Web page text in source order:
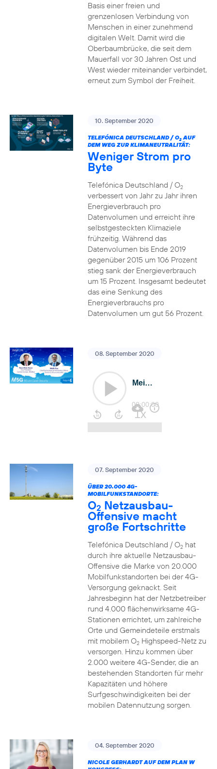
Basis einer freien und
grenzenlosen Verbindung von
Menschen in einer zunehmend
digitalen Welt. Damit wird die
Oberbaumbrücke, die seit dem
Mauerfall vor 30 Jahren Ost und
West wieder miteinander verbindet,
erneut zum Symbol der Freiheit.
10. September 2020
TELEFÓNICA DEUTSCHLAND / O2AUF
DEM WEG ZUR KLIMANEUTRALITÄT:
Weniger Strom pro
Byte
Telefónica Deutschland / O2
verbessert von Jahr zu Jahr ihren
Energieverbrauch pro
Datenvolumen und erreicht ihre
selbstgesteckten Klimaziele
frühzeitig. Während das
Datenvolumen bis Ende 2019
gegenüber 2015 um 106 Prozent
stieg sank der Energieverbrauch
um 15 Prozent. Insgesamt bedeutet
das eine Senkung des
Energieverbrauchs pro
Datenvolumen um gut 56 Prozent.
08. September 2020
07. September 2020
ÜBER 20.000 4G-
MOBILFUNKSTANDORTE:
O2 Netzausbau-
Offensive macht
große Fortschritte
Telefónica Deutschland / O2hat
durch ihre aktuelle Netzausbau-
Offensive die Marke von 20.000
Mobilfunkstandorten bei der 4G-
Versorgung geknackt. Seit
Jahresbeginn hat der Netzbetreiber
rund 4.000 flächenwirksame 4G-
Stationen errichtet, um zahlreiche
Orte und Gemeindeteile erstmals
mit mobilem O2Highspeed-Netz zu
versorgen. Hinzu kommen über
2.000 weitere 4G-Sender, die an
bestehenden Standorten für mehr
Kapazitäten und höhere
Surfgeschwindigkeiten bei der
mobilen Datennutzung sorgen.
04. September 2020
NICOLE GERHARDT AUF DEM PLAN W